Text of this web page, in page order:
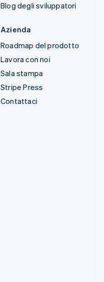
Blog degli sviluppatori
Azienda
Roadmap del prodotto
Lavora con noi
Sala stampa
Stripe Press
Contattaci